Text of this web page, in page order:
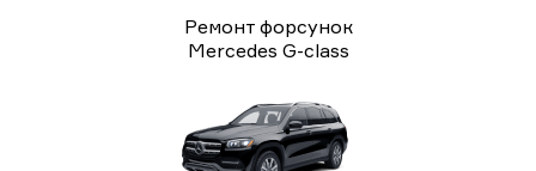
Ремонт форсунок
Mercedes G-class